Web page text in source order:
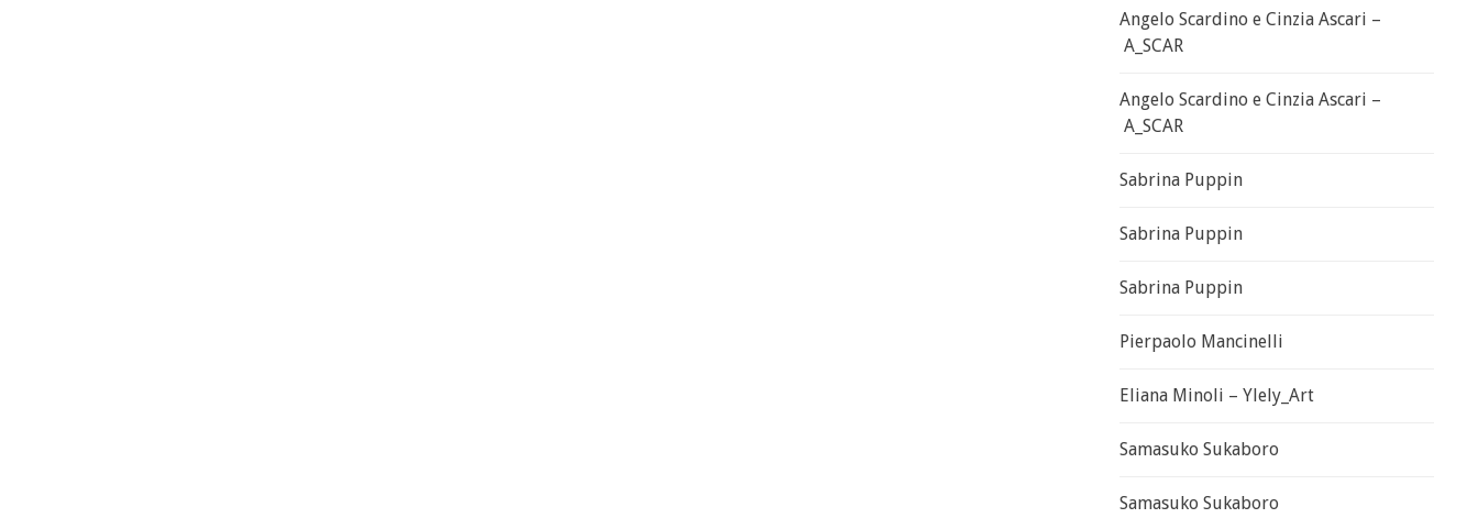
Angelo Scardino e Cinzia Ascari –
A_SCAR
Angelo Scardino e Cinzia Ascari –
A_SCAR
Sabrina Puppin
Sabrina Puppin
Sabrina Puppin
Pierpaolo Mancinelli
Eliana Minoli – Ylely_Art
Samasuko Sukaboro
Samasuko Sukaboro